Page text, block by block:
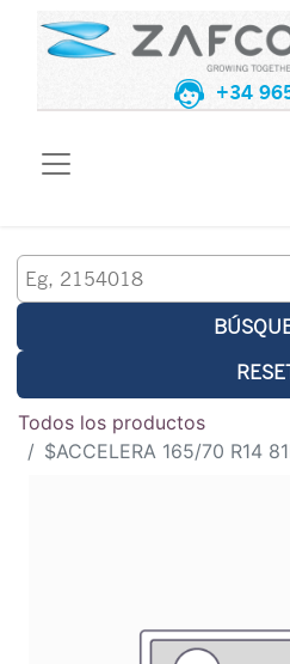
+34
Todos los productos
$ACCELERA 165/70 R14